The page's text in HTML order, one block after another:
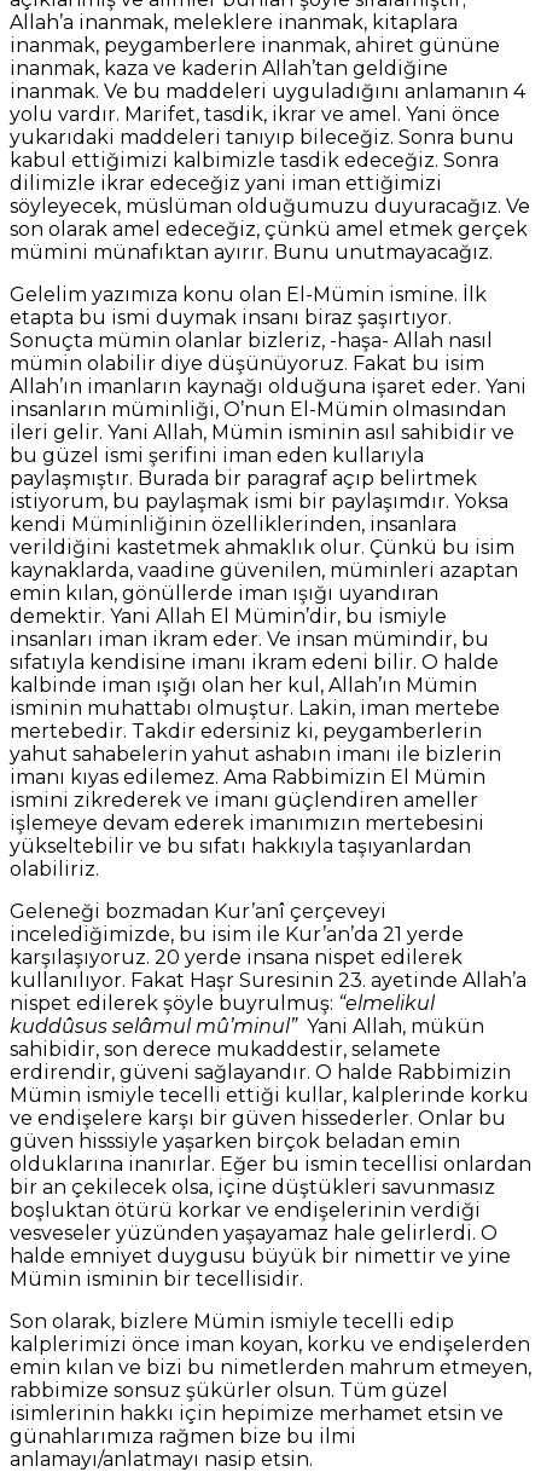
Allah’a inanmak, meleklere inanmak, kitaplara
inanmak, peygamberlere inanmak, ahiret gününe
inanmak, kaza ve kaderin Allah’tan geldiğine
inanmak. Ve bu maddeleri uyguladığını anlamanın 4
yolu vardır. Marifet, tasdik, ikrar ve amel. Yani önce
yukarıdaki maddeleri tanıyıp bileceğiz. Sonra bunu
kabul ettiğimizi kalbimizle tasdik edeceğiz. Sonra
dilimizle ikrar edeceğiz yani iman ettiğimizi
söyleyecek, müslüman olduğumuzu duyuracağız. Ve
son olarak amel edeceğiz, çünkü amel etmek gerçek
mümini münafıktan ayırır. Bunu unutmayacağız.
Gelelim yazımıza konu olan El-Mümin ismine. İlk
etapta bu ismi duymak insanı biraz şaşırtıyor.
Sonuçta mümin olanlar bizleriz, -haşa- Allah nasıl
mümin olabilir diye düşünüyoruz. Fakat bu isim
Allah’ın imanların kaynağı olduğuna işaret eder. Yani
insanların müminliği, O’nun El-Mümin olmasından
ileri gelir. Yani Allah, Mümin isminin asıl sahibidir ve
bu güzel ismi şerifini iman eden kullarıyla
paylaşmıştır. Burada bir paragraf açıp belirtmek
istiyorum, bu paylaşmak ismi bir paylaşımdır. Yoksa
kendi Müminliğinin özelliklerinden, insanlara
verildiğini kastetmek ahmaklık olur. Çünkü bu isim
kaynaklarda, vaadine güvenilen, müminleri azaptan
emin kılan, gönüllerde iman ışığı uyandıran
demektir. Yani Allah El Mümin’dir, bu ismiyle
insanları iman ikram eder. Ve insan mümindir, bu
sıfatıyla kendisine imanı ikram edeni bilir. O halde
kalbinde iman ışığı olan her kul, Allah’ın Mümin
isminin muhattabı olmuştur. Lakin, iman mertebe
mertebedir. Takdir edersiniz ki, peygamberlerin
yahut sahabelerin yahut ashabın imanı ile bizlerin
imanı kıyas edilemez. Ama Rabbimizin El Mümin
ismini zikrederek ve imanı güçlendiren ameller
işlemeye devam ederek imanımızın mertebesini
yükseltebilir ve bu sıfatı hakkıyla taşıyanlardan
olabiliriz.
Geleneği bozmadan Kur’anî çerçeveyi
incelediğimizde, bu isim ile Kur’an’da 21 yerde
karşılaşıyoruz. 20 yerde insana nispet edilerek
kullanılıyor. Fakat Haşr Suresinin 23. ayetinde Allah’a
nispet edilerek şöyle buyrulmuş: “elmelikul
kuddûsus selâmul mû’minul”Yani Allah, mükün
sahibidir, son derece mukaddestir, selamete
erdirendir, güveni sağlayandır. O halde Rabbimizin
Mümin ismiyle tecelli ettiği kullar, kalplerinde korku
ve endişelere karşı bir güven hissederler. Onlar bu
güven hisssiyle yaşarken birçok beladan emin
olduklarına inanırlar. Eğer bu ismin tecellisi onlardan
bir an çekilecek olsa, içine düştükleri savunmasız
boşluktan ötürü korkar ve endişelerinin verdiği
vesveseler yüzünden yaşayamaz hale gelirlerdi. O
halde emniyet duygusu büyük bir nimettir ve yine
Mümin isminin bir tecellisidir.
Son olarak, bizlere Mümin ismiyle tecelli edip
kalplerimizi önce iman koyan, korku ve endişelerden
emin kılan ve bizi bu nimetlerden mahrum etmeyen,
rabbimize sonsuz şükürler olsun. Tüm güzel
isimlerinin hakkı için hepimize merhamet etsin ve
günahlarımıza rağmen bize bu ilmi
anlamayı/anlatmayı nasip etsin.